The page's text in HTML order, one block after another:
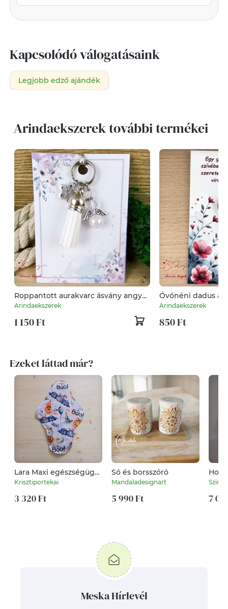
Kapcsolódó válogatásaink
Legjobb edző ajándék
Arindaekszerek további termékei
Roppantott aurakvarc ásvány angyal
fehér bojttal virággal kulcstartó
Arindaekszerek
1 150 Ft
Óvónéni dadus
sötétké angyal
medállal szív
Arindaekszerek
850 Ft
Ezeket láttad már?
Lara Maxi egészségügyi
betét 31 cm /
Halloween mintás
/intimbetét, mosható
textil betét,
Krisztiportekai
3 320 Ft
Só és borsszóró
Mandaladesignart
5 990 Ft 7
Meska Hírlevél